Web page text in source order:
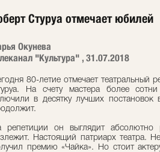
Стуруа отмечает юбилей
Окунева
"Культура" , 31.07.2018
80-летие отмечает
На счету мастера более сотни
в десятку лучших
репетиции он выглядит
Настоящий патриарх театра.
премию «Чайка». Но стоит